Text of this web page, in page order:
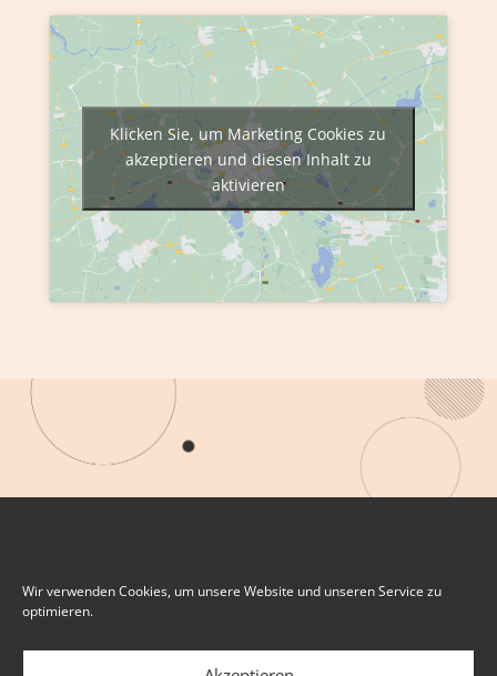
Wir verwenden Cookies, um unsere Website und unseren Service zu
optimieren.
Klicken Sie, um Marketing Cookies zu
akzeptieren und diesen Inhalt zu
aktivieren